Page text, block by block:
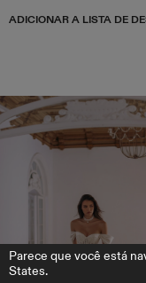
ADICIONAR A LISTA DE
Parece que você está
States.